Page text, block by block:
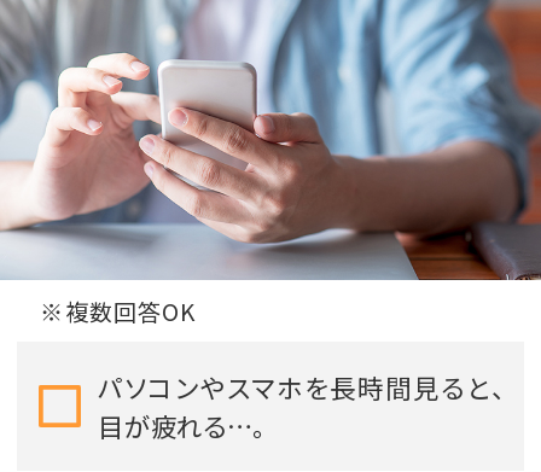
※複数回答OK
パソコンやスマホを長時間見ると、
目が疲れる…。